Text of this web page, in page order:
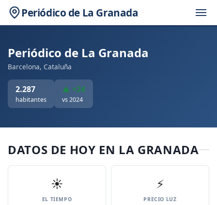
Periódico de La Granada
Periódico de La Granada
Barcelona, Cataluña
2.287
habitantes
▲ +24
vs 2024
DATOS DE HOY EN LA GRANADA
☀️
EL TIEMPO
⚡
PRECIO LUZ